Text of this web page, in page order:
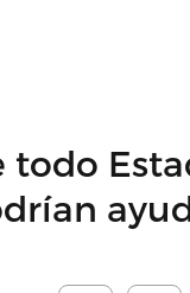
todo